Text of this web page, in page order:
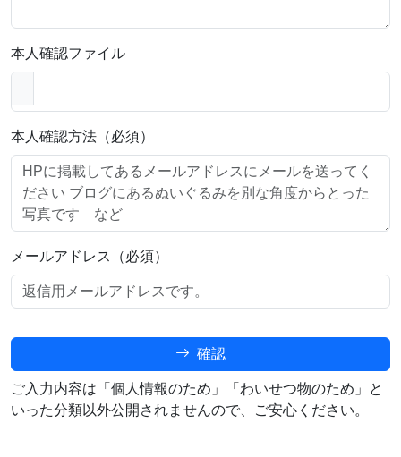
本人確認ファイル
本人確認方法（必須）
メールアドレス（必須）
確認
ご入力内容は「個人情報のため」「わいせつ物のため」と
いった分類以外公開されませんので、ご安心ください。